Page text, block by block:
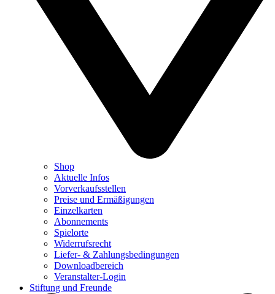
Shop
Aktuelle Infos
Vorverkaufsstellen
Preise und Ermäßigungen
Einzelkarten
Abonnements
Spielorte
Widerrufsrecht
Liefer- & Zahlungsbedingungen
Downloadbereich
Veranstalter-Login
Stiftung und Freunde